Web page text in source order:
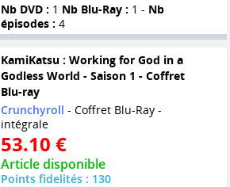
Nb DVD : 1 Nb Blu-Ray : 1 - Nb
épisodes : 4
KamiKatsu : Working for God in a
Godless World - Saison 1 - Coffret
Blu-ray
Crunchyroll - Coffret Blu-Ray -
intégrale
53.10 €
Article disponible
Points fidelités : 130